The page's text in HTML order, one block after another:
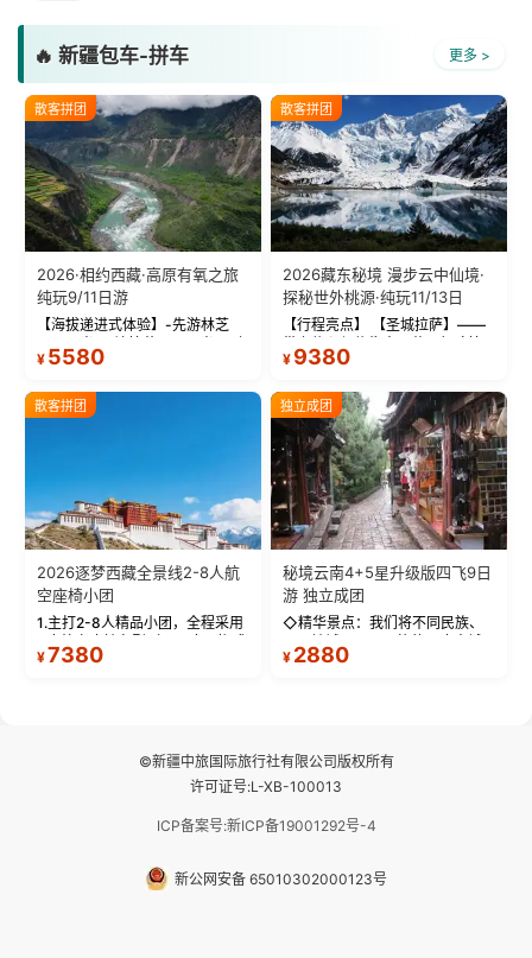
🔥 新疆包车-拼车 更多 >
散客拼团
2026·相约西藏·高原有氧之旅
纯玩9/11日游
【海拔递进式体验】-先游林芝
(2900米)再访拉萨(3650米)，亲
测 99%游客零高反 。 【贴心保
反根本不是事儿 ！ 【无人机航
拍】-雪山/圣湖/...
¥ 5580
散客拼团
2026藏东秘境 漫步云中仙境·
探秘世外桃源·纯玩11/13日
【行程亮点】 【圣城拉萨】——
带上信心与信仰去西藏，行吟拉
萨，感受这座城与生俱来的与众
城堡寺院于一体的宏伟建筑，是
西藏最完整的古代...
¥ 9380
散客拼团
2026逐梦西藏全景线2-8人航
空座椅小团
1.主打2-8人精品小团，全程采用
座舱），提供VIP级别的舒适出行
¥7380
独立成团
秘境云南4+5星升级版四飞9日
游 独立成团
◇精华景点：我们将不同民族、
—【大理古城、丽江古城、香格
¥ 2880
©新疆中旅国际旅行社有限公司版权所有
许可证号:L-XB-100013
ICP备案号:新ICP备19001292号-4
新公网安备 65010302000123号